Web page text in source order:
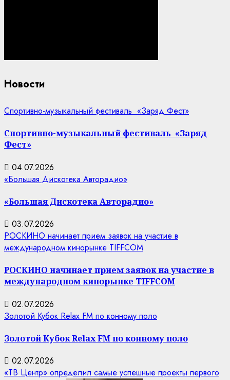
Новости
Спортивно-музыкальный фестиваль «Заряд Фест»
Спортивно-музыкальный фестиваль «Заряд
Фест»
04.07.2026
«Большая Дискотека Авторадио»
«Большая Дискотека Авторадио»
03.07.2026
РОСКИНО начинает прием заявок на участие в
международном кинорынке TIFFCOM
РОСКИНО начинает прием заявок на участие в
международном кинорынке TIFFCOM
02.07.2026
Золотой Кубок Relax FM по конному поло
Золотой Кубок Relax FM по конному поло
02.07.2026
«ТВ Центр» определил самые успешные проекты первого